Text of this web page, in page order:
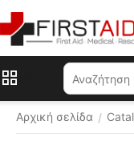
Αρχική σελίδα /